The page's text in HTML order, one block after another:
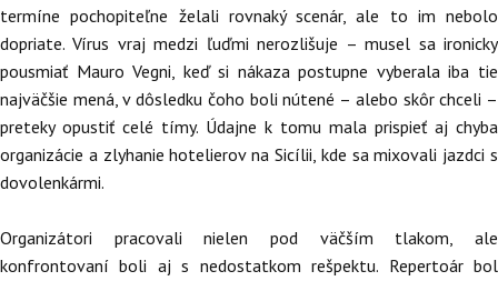
termíne pochopiteľne želali rovnaký scenár, ale to im nebolo
dopriate. Vírus vraj medzi ľuďmi nerozlišuje – musel sa ironicky
pousmiať Mauro Vegni, keď si nákaza postupne vyberala iba tie
najväčšie mená, v dôsledku čoho boli nútené – alebo skôr chceli –
preteky opustiť celé tímy. Údajne k tomu mala prispieť aj chyba
organizácie a zlyhanie hotelierov na Sicílii, kde sa mixovali jazdci s
dovolenkármi.
Organizátori pracovali nielen pod väčším tlakom, ale
konfrontovaní boli aj s nedostatkom rešpektu. Repertoár bol